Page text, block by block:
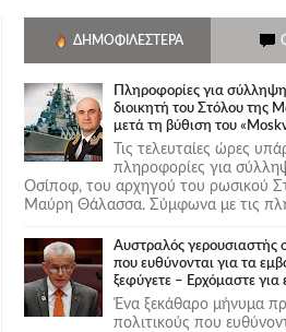
ΔΗΜΟΦΙΛΈΣΤΕΡΑ
Πληροφορίες για
διοικητή του Στόλου της
μετά τη βύθιση του
Τις τελευταίες ώρες
πληροφορίες για
Οσίποφ, του αρχηγού του ρωσικού
Μαύρη Θάλασσα. Σύμφωνα με τις
Αυστραλός γερουσιαστής
που ευθύνονται για τα
ξεφύγετε – Ερχόμαστε για
Ένα ξεκάθαρο μήνυμα
πολιτικούς που